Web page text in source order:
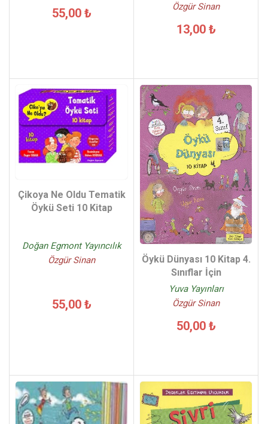
55,00 ₺
Özgür Sinan
13,00 ₺
Çikoya Ne Oldu Tematik
Öykü Seti 10 Kitap
Doğan Egmont Yayıncılık
Özgür Sinan
55,00 ₺
Öykü Dünyası 10 Kitap 4.
Sınıflar İçin
Yuva Yayınları
Özgür Sinan
50,00 ₺